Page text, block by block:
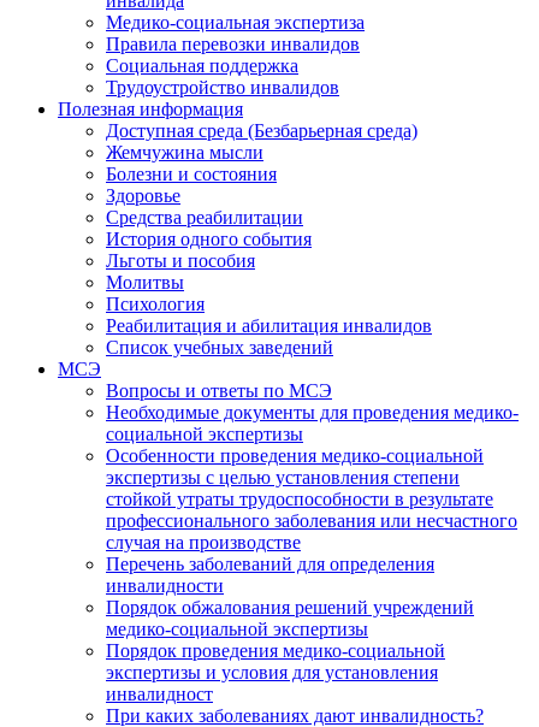
Медико-социальная экспертиза
Правила перевозки инвалидов
Социальная поддержка
Трудоустройство инвалидов
Полезная информация
Доступная среда (Безбарьерная среда)
Жемчужина мысли
Болезни и состояния
Здоровье
Средства реабилитации
История одного события
Льготы и пособия
Молитвы
Психология
Реабилитация и абилитация инвалидов
Список учебных заведений
МСЭ
Вопросы и ответы по МСЭ
Необходимые документы для проведения медико-
социальной экспертизы
Особенности проведения медико-социальной
экспертизы с целью установления степени
стойкой утраты трудоспособности в результате
профессионального заболевания или несчастного
случая на производстве
Перечень заболеваний для определения
инвалидности
Порядок обжалования решений учреждений
медико-социальной экспертизы
Порядок проведения медико-социальной
экспертизы и условия для установления
инвалидност
При каких заболеваниях дают инвалидность?